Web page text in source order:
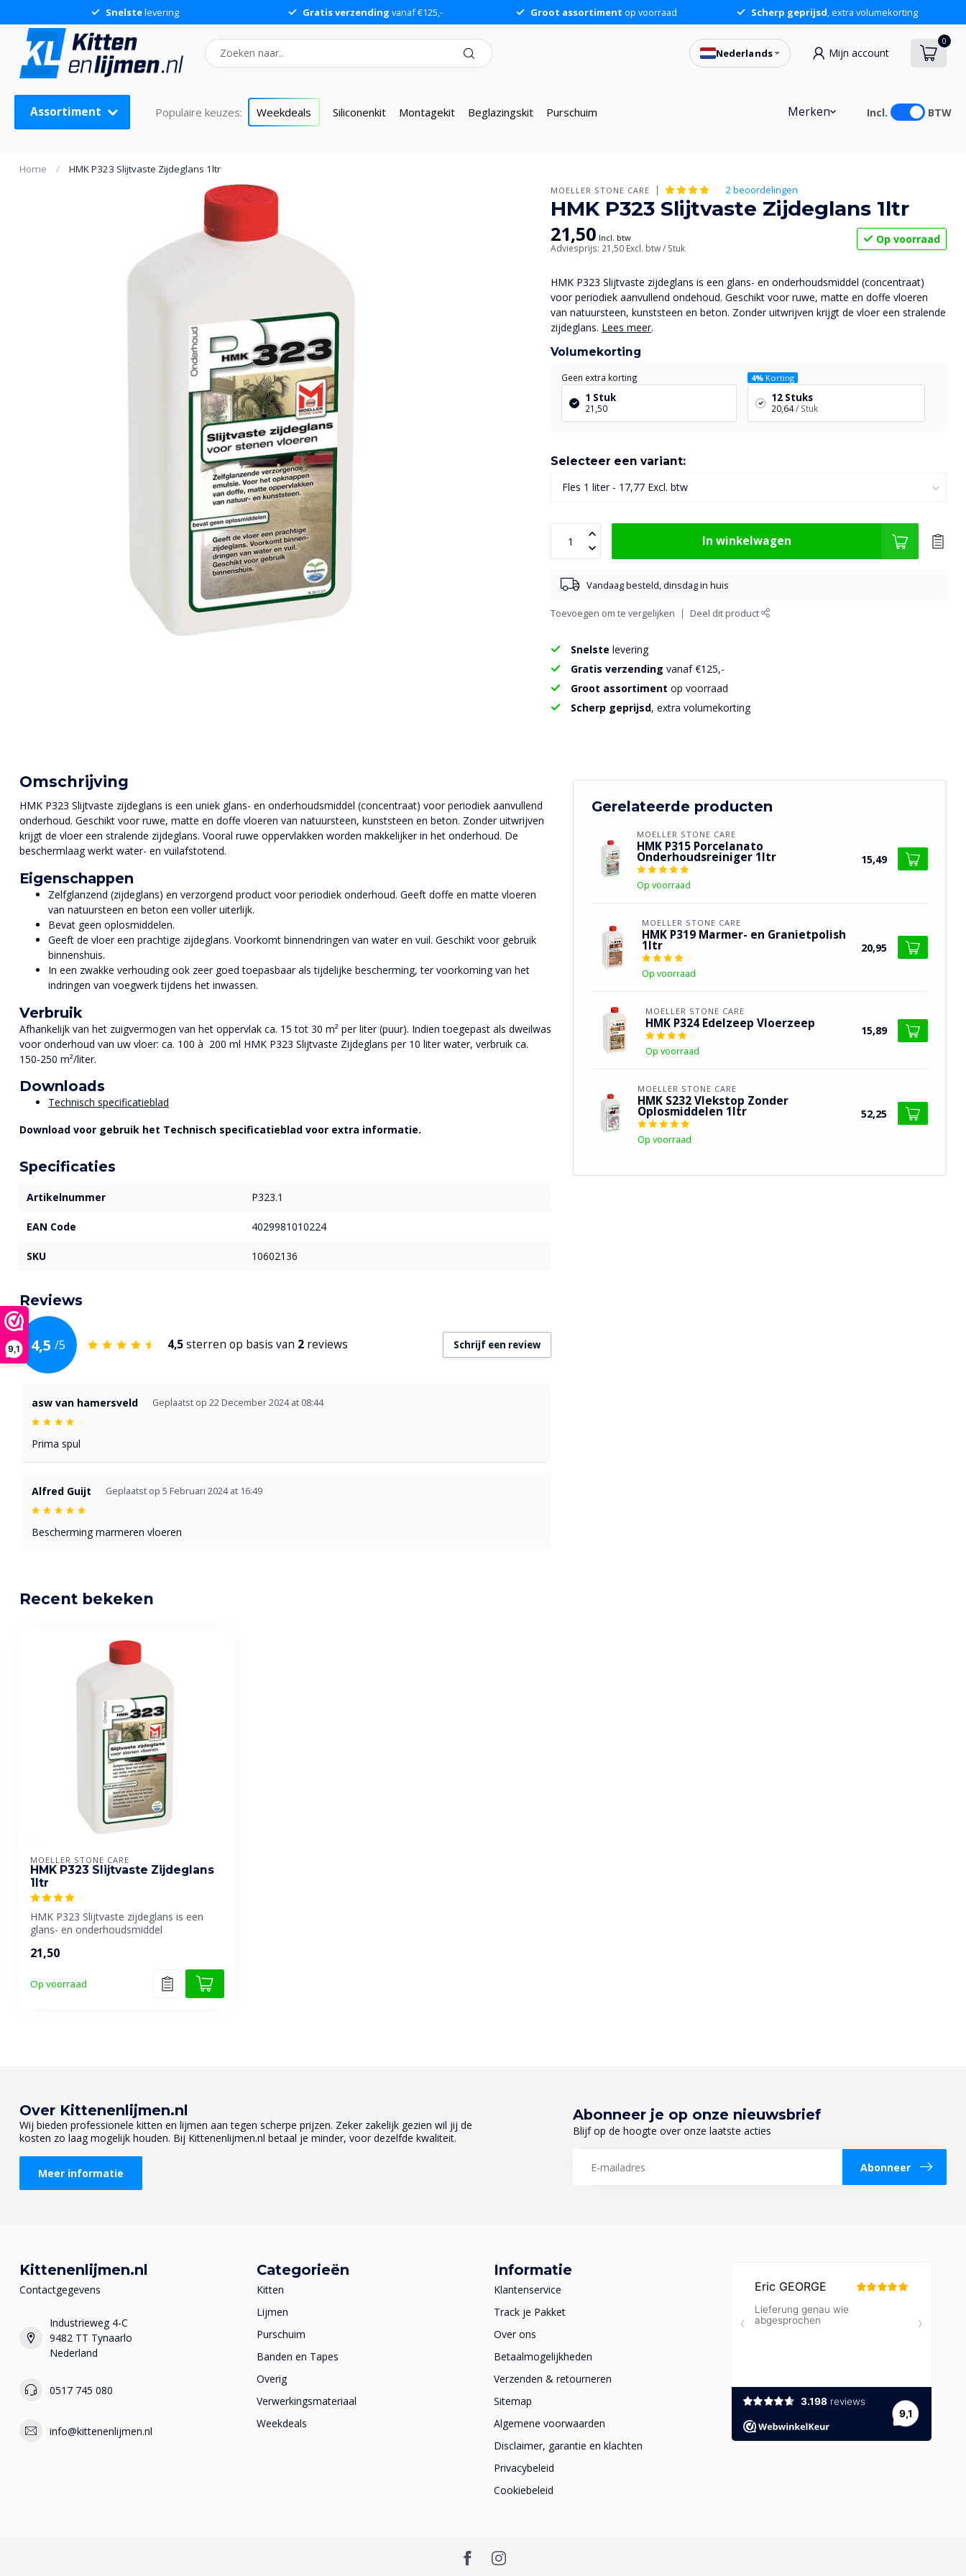
9,1
Snelstelevering Gratis verzending vanaf €125,- Groot assortiment op voorraad Scherp geprijsd, extra volumekorting
Nederlands Mijn account
0
Assortiment Populaire keuzes: Weekdeals Siliconenkit Montagekit Beglazingskit Purschuim Merken Incl. BTW
Home / HMK P323 Slijtvaste Zijdeglans 1ltr
MOELLER STONE CARE 2 beoordelingen
HMK P323 Slijtvaste Zijdeglans 1ltr
21,50 Incl. btw
Adviesprijs: 21,50 Excl. btw/ Stuk
Op voorraad
HMK P323 Slijtvaste zijdeglans is een glans- en onderhoudsmiddel (concentraat)
voor periodiek aanvullend ondehoud. Geschikt voor ruwe, matte en doffe vloeren
van natuursteen, kunststeen en beton. Zonder uitwrijven krijgt de vloer een stralende
zijdeglans. Lees meer.
Volumekorting
Geen extra korting
1 Stuk
21,50
4% Korting
12 Stuks
20,64/ Stuk
Selecteer een variant:
In winkelwagen
Vandaag besteld, dinsdag in huis
Toevoegen om te vergelijken Deel dit product
Snelste levering
Gratis verzending vanaf €125,-
Groot assortiment op voorraad
Scherp geprijsd, extra volumekorting
Omschrijving
HMK P323 Slijtvaste zijdeglans is een uniek glans- en onderhoudsmiddel (concentraat) voor periodiek aanvullend
onderhoud. Geschikt voor ruwe, matte en doffe vloeren van natuursteen, kunststeen en beton. Zonder uitwrijven
krijgt de vloer een stralende zijdeglans. Vooral ruwe oppervlakken worden makkelijker in het onderhoud. De
beschermlaag werkt water- en vuilafstotend.
Eigenschappen
Zelfglanzend (zijdeglans) en verzorgend product voor periodiek onderhoud. Geeft doffe en matte vloeren
van natuursteen en beton een voller uiterlijk.
Bevat geen oplosmiddelen.
Geeft de vloer een prachtige zijdeglans. Voorkomt binnendringen van water en vuil. Geschikt voor gebruik
binnenshuis.
In een zwakke verhouding ook zeer goed toepasbaar als tijdelijke bescherming, ter voorkoming van het
indringen van voegwerk tijdens het inwassen.
Verbruik
Afhankelijk van het zuigvermogen van het oppervlak ca. 15 tot 30 m² per liter (puur). Indien toegepast als dweilwas
voor onderhoud van uw vloer: ca. 100 à 200 ml HMK P323 Slijtvaste Zijdeglans per 10 liter water, verbruik ca.
150-250 m²/liter.
Downloads
Technisch specificatieblad
Download voor gebruik het Technisch specificatieblad voor extra informatie.
Specificaties
Artikelnummer P323.1
EAN Code 4029981010224
SKU 10602136
Reviews
4,5 /5 4,5sterren op basis van 2 reviews Schrijf een review
asw van hamersveld Geplaatst op 22 December 2024 at 08:44
Prima spul
Alfred Guijt Geplaatst op 5 Februari 2024 at 16:49
Bescherming marmeren vloeren
Gerelateerde producten
MOELLER STONE CARE
HMK P315 Porcelanato
Onderhoudsreiniger 1ltr
Op voorraad
15,49
MOELLER STONE CARE
HMK P319 Marmer- en Granietpolish
1ltr
Op voorraad
20,95
MOELLER STONE CARE
HMK P324 Edelzeep Vloerzeep
Op voorraad
15,89
MOELLER STONE CARE
HMK S232 Vlekstop Zonder
Oplosmiddelen 1ltr
Op voorraad
52,25
Recent bekeken
MOELLER STONE CARE
HMK P323 Slijtvaste Zijdeglans
1ltr
HMK P323 Slijtvaste zijdeglans is een
glans- en onderhoudsmiddel
21,50
Op voorraad
Over Kittenenlijmen.nl
Wij bieden professionele kitten en lijmen aan tegen scherpe prijzen. Zeker zakelijk gezien wil jij de
kosten zo laag mogelijk houden. Bij Kittenenlijmen.nl betaal je minder, voor dezelfde kwaliteit.
Meer informatie
Abonneer je op onze nieuwsbrief
Blijf op de hoogte over onze laatste acties
Abonneer
Kittenenlijmen.nl
Contactgegevens
Industrieweg 4-C
9482 TT Tynaarlo
Nederland
0517 745 080
info@kittenenlijmen.nl
Categorieën
Kitten
Lijmen
Purschuim
Banden en Tapes
Overig
Verwerkingsmateriaal
Weekdeals
Informatie
Klantenservice
Track je Pakket
Over ons
Betaalmogelijkheden
Verzenden & retourneren
Sitemap
Algemene voorwaarden
Disclaimer, garantie en klachten
Privacybeleid
Cookiebeleid